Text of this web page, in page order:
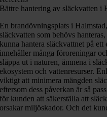
Bättre hantering av släckvatten i
En brandövningsplats i
släckvatten som behövs
kunna hantera släckvattnet på
innehåller många föroreningar
släppa ut i naturen, ämnena i
ekosystem och vattenresurser.
viktigt att minimera mängden
eftersom dess påverkan är så
för kunden att säkerställa att
orsakar miljöskador. Och det